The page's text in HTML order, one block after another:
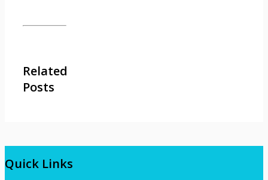
Related
Posts
Quick Links